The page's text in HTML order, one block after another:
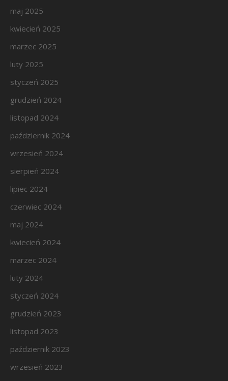
maj 2025
kwiecień 2025
marzec 2025
luty 2025
styczeń 2025
grudzień 2024
listopad 2024
październik 2024
wrzesień 2024
sierpień 2024
lipiec 2024
czerwiec 2024
maj 2024
kwiecień 2024
marzec 2024
luty 2024
styczeń 2024
grudzień 2023
listopad 2023
październik 2023
wrzesień 2023